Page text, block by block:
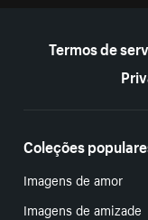
Termos de
Coleções
Imagens de amor
Imagens de amizade